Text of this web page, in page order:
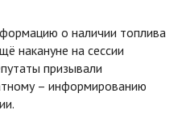
о наличии топлива
накануне на сессии
призывали
– информированию